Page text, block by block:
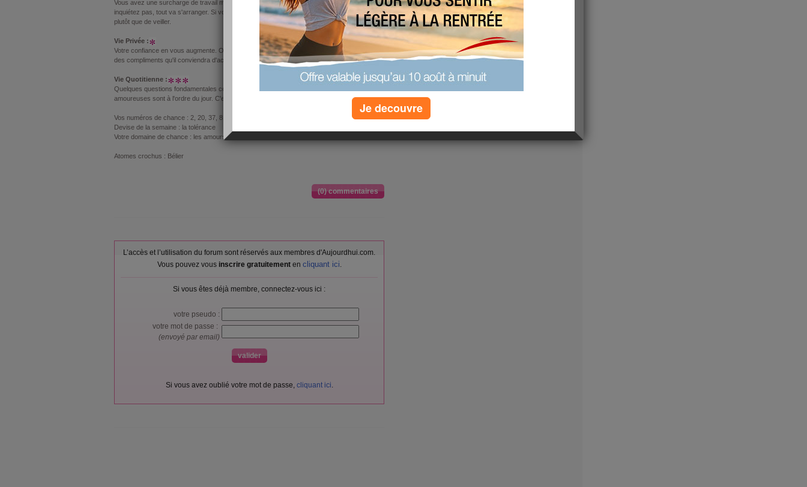
Vous avez une surcharge de travail mais il ne faut pas céder à la pression. Ne vous
inquiétez pas, tout va s'arranger. Si vous souhaitez avancer, commencez plus tôt le matin,
plutôt que de veiller.
Vie Privée :
Votre confiance en vous augmente. On vous apprécie à votre juste valeur. On vous fera
des compliments qu'il conviendra d'accepter. Vous en ferez également aux autres.
Vie Quotitienne :
Quelques questions fondamentales concernant l'amour et la nature de vos relations
amoureuses sont à l'ordre du jour. C'est votre vraie personnalité qui est en jeu.
Vos numéros de chance : 2, 20, 37, 81
Devise de la semaine : la tolérance
Votre domaine de chance : les amours
Atomes crochus : Bélier
(0) commentaires
L’accès et l’utilisation du forum sont réservés aux membres d'Aujourdhui.com.
Vous pouvez vous inscrire gratuitementen cliquant ici.
Si vous êtes déjà membre, connectez-vous ici :
votre pseudo :
votre mot de passe :
(envoyé par email)
Si vous avez oublié votre mot de passe, cliquant ici.
Je decouvre